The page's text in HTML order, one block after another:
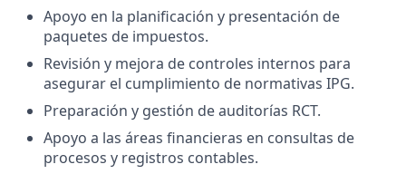
Apoyo en la planificación y presentación de
paquetes de impuestos.
Revisión y mejora de controles internos para
asegurar el cumplimiento de normativas IPG.
Preparación y gestión de auditorías RCT.
Apoyo a las áreas financieras en consultas de
procesos y registros contables.